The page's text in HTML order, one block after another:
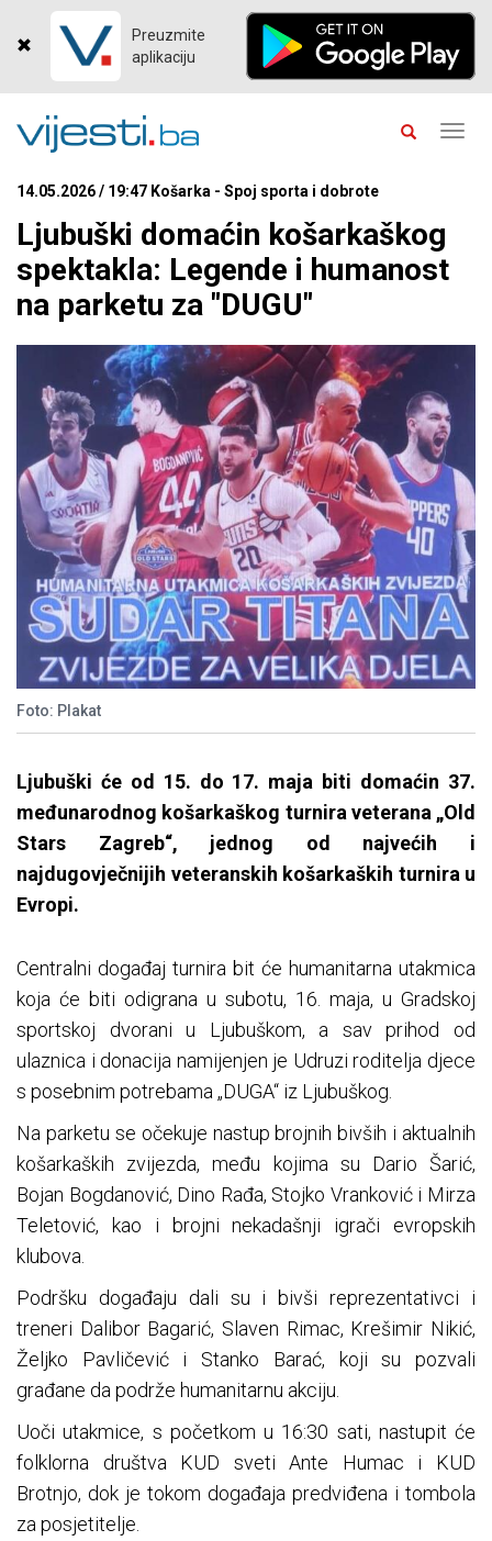
Preuzmite
aplikaciju
14.05.2026 / 19:47 Košarka - Spoj sporta i dobrote
Ljubuški domaćin košarkaškog
spektakla: Legende i humanost
na parketu za "DUGU"
Foto: Plakat
Ljubuški će od 15. do 17. maja biti domaćin 37.
međunarodnog košarkaškog turnira veterana „Old
Stars Zagreb“, jednog od najvećih i
najdugovječnijih veteranskih košarkaških turnira u
Evropi.
Centralni događaj turnira bit će humanitarna utakmica
koja će biti odigrana u subotu, 16. maja, u Gradskoj
sportskoj dvorani u Ljubuškom, a sav prihod od
ulaznica i donacija namijenjen je Udruzi roditelja djece
s posebnim potrebama „DUGA“ iz Ljubuškog.
Na parketu se očekuje nastup brojnih bivših i aktualnih
košarkaških zvijezda, među kojima su Dario Šarić,
Bojan Bogdanović, Dino Rađa, Stojko Vranković i Mirza
Teletović, kao i brojni nekadašnji igrači evropskih
klubova.
Podršku događaju dali su i bivši reprezentativci i
treneri Dalibor Bagarić, Slaven Rimac, Krešimir Nikić,
Željko Pavličević i Stanko Barać, koji su pozvali
građane da podrže humanitarnu akciju.
Uoči utakmice, s početkom u 16:30 sati, nastupit će
folklorna društva KUD sveti Ante Humac i KUD
Brotnjo, dok je tokom događaja predviđena i tombola
za posjetitelje.